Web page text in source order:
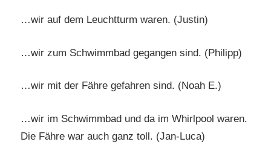
…wir auf dem Leuchtturm waren. (Justin)
…wir zum Schwimmbad gegangen sind. (Philipp)
…wir mit der Fähre gefahren sind. (Noah E.)
…wir im Schwimmbad und da im Whirlpool waren.
Die Fähre war auch ganz toll. (Jan-Luca)